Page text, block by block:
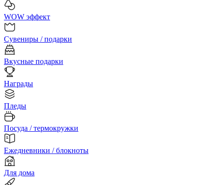
WOW эффект
Сувениры / подарки
Вкусные подарки
Награды
Пледы
Посуда / термокружки
Ежедневники / блокноты
Для дома